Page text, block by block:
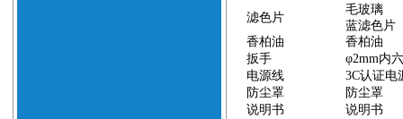
滤色片
毛玻璃
蓝滤色片
香柏油
香柏油
扳手
φ2mm内
电源线
3C认证电
防尘罩
防尘罩
说明书
说明书